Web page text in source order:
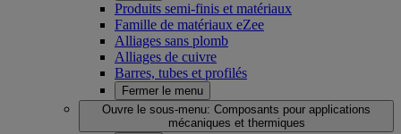
Produits semi-finis et matériaux
Famille de matériaux eZee
Alliages sans plomb
Alliages de cuivre
Barres, tubes et profilés
Fermer le menu
Ouvre le sous-menu: Composants pour applications
mécaniques et thermiques